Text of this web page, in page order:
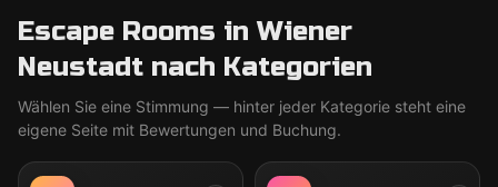
Escape Rooms in Wiener
Neustadt nach Kategorien
Wählen Sie eine Stimmung — hinter jeder Kategorie steht eine
eigene Seite mit Bewertungen und Buchung.